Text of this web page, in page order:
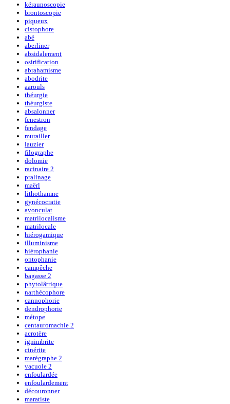
kéraunoscopie
brontoscopie
piqueux
cistophore
abé
aberliner
absidalement
osirification
abrahamisme
abodrite
aarouls
théurgie
théurgiste
absalonner
fenestron
fendage
murailler
lauzier
filographe
dolomie
racinaire 2
pralinage
maërl
lithothamne
gynécocratie
avonculat
matrilocalisme
matrilocale
hiérogamique
illuminisme
hiérophanie
ontophanie
campêche
bagasse 2
phytolâtrique
narthécophore
cannophorie
dendrophorie
métope
centauromachie 2
acrotère
ignimbrite
cinérite
marégraphe 2
vacuole 2
enfoulardée
enfoulardement
découronner
maratiste